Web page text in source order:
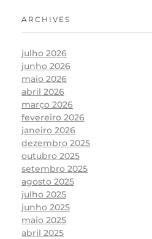
ARCHIVES
julho 2026
junho 2026
maio 2026
abril 2026
março 2026
fevereiro 2026
janeiro 2026
dezembro 2025
outubro 2025
setembro 2025
agosto 2025
julho 2025
junho 2025
maio 2025
abril 2025